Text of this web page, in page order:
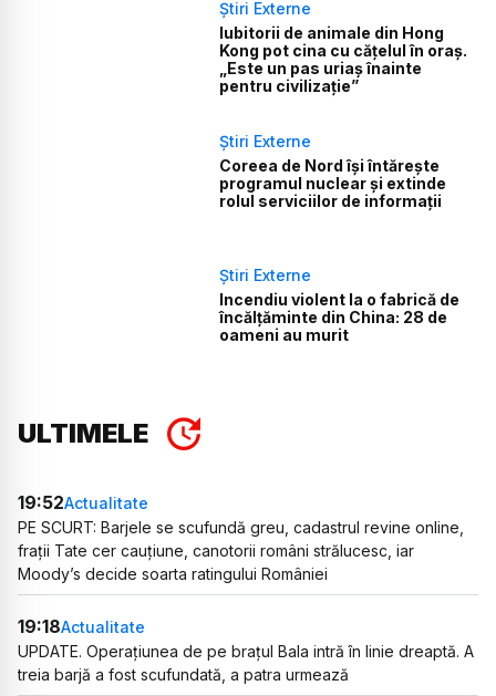
Știri Externe
Iubitorii de animale din Hong
Kong pot cina cu cățelul în oraș.
„Este un pas uriaș înainte
pentru civilizație”
Știri Externe
Coreea de Nord își întărește
programul nuclear și extinde
rolul serviciilor de informații
Știri Externe
Incendiu violent la o fabrică de
încălţăminte din China: 28 de
oameni au murit
ULTIMELE
19:52Actualitate
PE SCURT: Barjele se scufundă greu, cadastrul revine online,
frații Tate cer cauțiune, canotorii români strălucesc, iar
Moody’s decide soarta ratingului României
19:18Actualitate
UPDATE. Operațiunea de pe brațul Bala intră în linie dreaptă. A
treia barjă a fost scufundată, a patra urmează